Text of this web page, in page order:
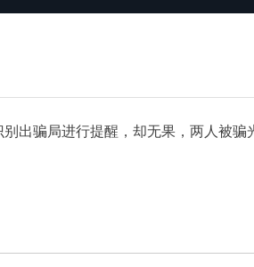
出骗局进行提醒，却无果，两人被骗